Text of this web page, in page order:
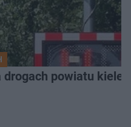
drogach powiatu